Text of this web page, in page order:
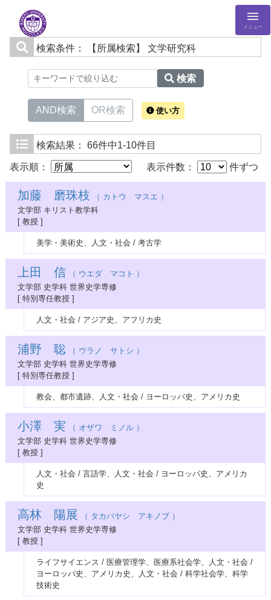
メニュー
検索条件： 【所属検索】 文学研究科
検索
AND検索 OR検索 使い方
検索結果： 66件中1-10件目
表示順： 表示件数： 件ずつ
加藤 磨珠枝 （ カトウ マスエ ）
文学部 キリスト教学科
[ 教授 ]
美学・美術史、人文・社会 / 考古学
上田 信 （ ウエダ マコト ）
文学部 史学科 世界史学専修
[ 特別専任教授 ]
人文・社会 / アジア史、アフリカ史
浦野 聡 （ ウラノ サトシ ）
文学部 史学科 世界史学専修
[ 特別専任教授 ]
教会、都市遺跡、人文・社会 / ヨーロッパ史、アメリカ史
小澤 実 （ オザワ ミノル ）
文学部 史学科 世界史学専修
[ 教授 ]
人文・社会 / 言語学、人文・社会 / ヨーロッパ史、アメリカ
史
高林 陽展 （ タカバヤシ アキノブ ）
文学部 史学科 世界史学専修
[ 教授 ]
ライフサイエンス / 医療管理学、医療系社会学、人文・社会 /
ヨーロッパ史、アメリカ史、人文・社会 / 科学社会学、科学
技術史